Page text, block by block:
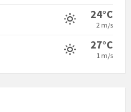
24°C
2 m/s
27°C
1 m/s